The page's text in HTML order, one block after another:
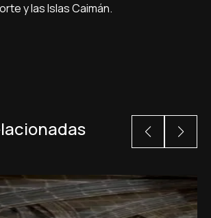
y las Islas Caimán.